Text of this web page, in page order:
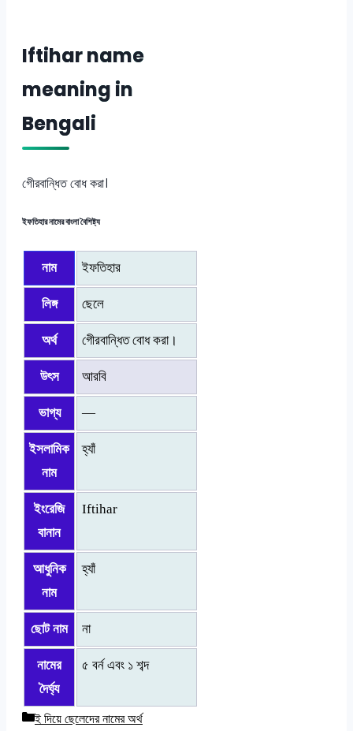
Iftihar name
meaning in
Bengali
গেীরবান্ধিত বোধ করা।
ইফতিহার নামের বাংলা বৈশিষ্ট্য
নাম ইফতিহার
লিঙ্গ ছেলে
অর্থ গেীরবান্ধিত বোধ করা।
উৎস আরবি
ভাগ্য —
ইসলামিক
নাম
হ্যাঁ
ইংরেজি
বানান
Iftihar
আধুনিক
নাম
হ্যাঁ
ছোট নাম না
নামের
দৈর্ঘ্য
৫ বর্ন এবং ১ শব্দ
Categories
ই দিয়ে ছেলেদের নামের অর্থ